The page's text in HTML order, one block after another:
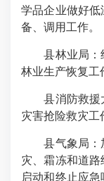
学品企业做好
备、调用工作。
县林业局：组
林业生产恢复工
县消防救援大
灾害抢险救灾工
县气象局：加
灾、霜冻和道
启动和终止应